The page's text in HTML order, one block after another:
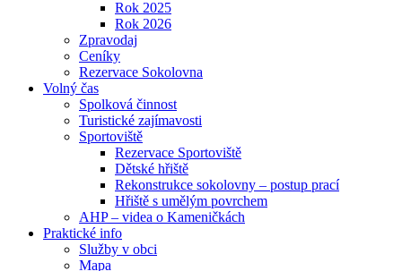
Rok 2025
Rok 2026
Zpravodaj
Ceníky
Rezervace Sokolovna
Volný čas
Spolková činnost
Turistické zajímavosti
Sportoviště
Rezervace Sportoviště
Dětské hřiště
Rekonstrukce sokolovny – postup prací
Hřiště s umělým povrchem
AHP – videa o Kameničkách
Praktické info
Služby v obci
Mapa